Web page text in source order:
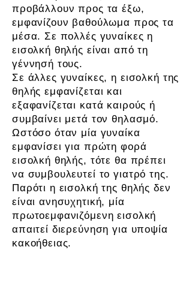
προβάλλουν προς τα έξω,
εμφανίζουν βαθούλωμα προς τα
μέσα. Σε πολλές γυναίκες η
εισολκή θηλής είναι από τη
γέννησή τους.
Σε άλλες γυναίκες, η εισολκή της
θηλής εμφανίζεται και
εξαφανίζεται κατά καιρούς ή
συμβαίνει μετά τον θηλασμό.
Ωστόσο όταν μία γυναίκα
εμφανίσει για πρώτη φορά
εισολκή θηλής, τότε θα πρέπει
να συμβουλευτεί το γιατρό της.
Παρότι η εισολκή της θηλής δεν
είναι ανησυχητική, μία
πρωτοεμφανιζόμενη εισολκή
απαιτεί διερεύνηση για υποψία
κακοήθειας.